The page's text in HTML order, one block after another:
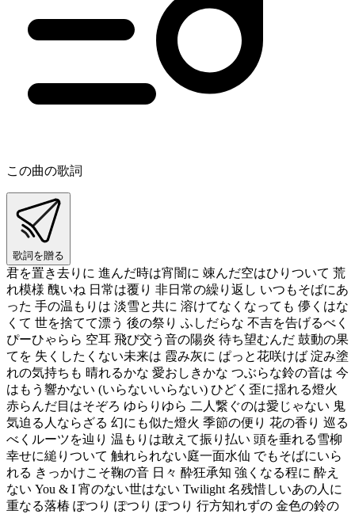
この曲の歌詞
歌詞を贈る
君を置き去りに 進んだ時は宵闇に 竦んだ空はひりついて 荒
れ模様 醜いね 日常は覆り 非日常の繰り返し いつもそばにあ
った 手の温もりは 淡雪と共に 溶けてなくなっても 儚くはな
くて 世を捨てて漂う 後の祭り ふしだらな 不吉を告げるべく
ぴーひゃらら 空耳 飛び交う音の陽炎 待ち望むんだ 鼓動の果
てを 失くしたくない未来は 霞み灰に ぱっと花咲けば 淀み塗
れの気持ちも 晴れるかな 愛おしきかな つぶらな鈴の音は 今
はもう響かない (いらないいらない) ひどく歪に揺れる燈火
赤らんだ目はそぞろ ゆらりゆら 二人繋ぐのは愛じゃない 鬼
気迫る人ならざる 幻にも似た燈火 季節の便り 花の香り 巡る
べくルーツを辿り 温もりは敢えて振り払い 頭を垂れる雪柳
幸せに縋りついて 触れられない庭一面水仙 でもそばにいら
れる きっかけこそ鞠の音 日々 酔狂承知 強くなる程に 酔え
ない You & I 宵のない世はない Twilight 名残惜しいあの人に
重なる落椿 ぽつり ぽつり ぽつり 行方知れずの 金色の鈴の